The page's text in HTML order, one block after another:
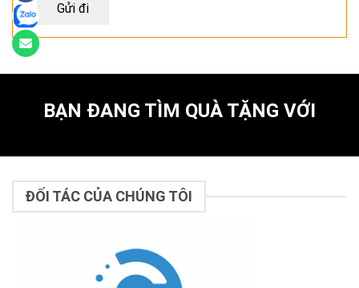
BẠN ĐANG TÌM QUÀ TẶNG VỚI
ĐỐI TÁC CỦA CHÚNG TÔI